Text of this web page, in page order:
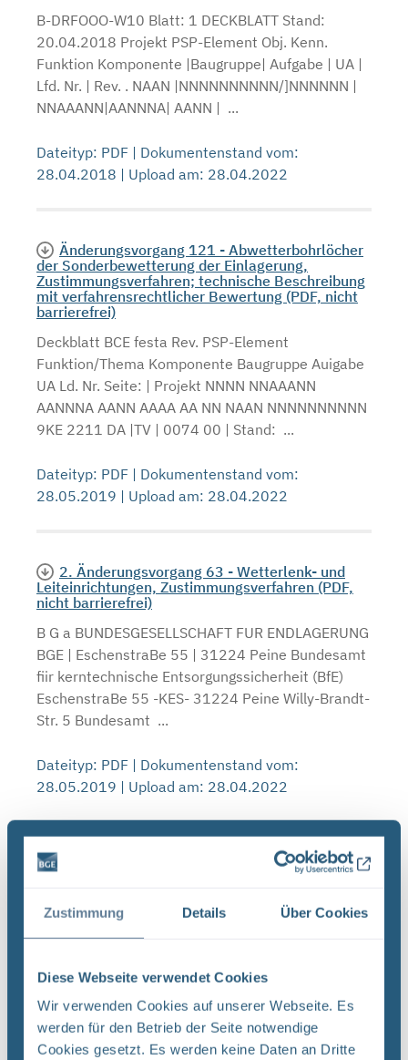
Zustimmung Details Über Cookies
Diese Webseite verwendet Cookies
Wir verwenden Cookies auf unserer Webseite. Es
werden für den Betrieb der Seite notwendige
Cookies gesetzt. Es werden keine Daten an Dritte
B-DRFOOO-W10 Blatt: 1 DECKBLATT Stand:
20.04.2018 Projekt PSP-Element Obj. Kenn.
Funktion Komponente |Baugruppe| Aufgabe | UA |
Lfd. Nr. | Rev. . NAAN |NNNNNNNNNN/]NNNNNN |
NNAAANN|AANNNA| AANN | ...
Dateityp: PDF | Dokumentenstand vom:
28.04.2018 | Upload am: 28.04.2022
Änderungsvorgang 121 - Abwetterbohrlöcher
der Sonderbewetterung der Einlagerung,
Zustimmungsverfahren; technische Beschreibung
mit verfahrensrechtlicher Bewertung (PDF, nicht
barrierefrei)
Deckblatt BCE festa Rev. PSP-Element
Funktion/Thema Komponente Baugruppe Auigabe
UA Ld. Nr. Seite: | Projekt NNNN NNAAANN
AANNNA AANN AAAA AA NN NAAN NNNNNNNNNN
9KE 2211 DA |TV | 0074 00 | Stand: ...
Dateityp: PDF | Dokumentenstand vom:
28.05.2019 | Upload am: 28.04.2022
2. Änderungsvorgang 63 - Wetterlenk- und
Leiteinrichtungen, Zustimmungsverfahren (PDF,
nicht barrierefrei)
B G a BUNDESGESELLSCHAFT FUR ENDLAGERUNG
BGE | EschenstraBe 55 | 31224 Peine Bundesamt
fiir kerntechnische Entsorgungssicherheit (BfE)
EschenstraBe 55 -KES- 31224 Peine Willy-Brandt-
Str. 5 Bundesamt ...
Dateityp: PDF | Dokumentenstand vom:
28.05.2019 | Upload am: 28.04.2022
Abschirmwände, Zustimmungsverfahren;
verfahrensrechtlicher Bewertung (PDF, nicht
barrierefrei)
Pee Se Projekt PSP-Element Auigabe UA Lfd.Nr
Rey J NAAN NNNNNNNNNN | AAAA | AA | NNNN NN
Seite: | Q9KE 2211 DA |TV | 0050 01 Stand:
03.01.2017 Titel ...